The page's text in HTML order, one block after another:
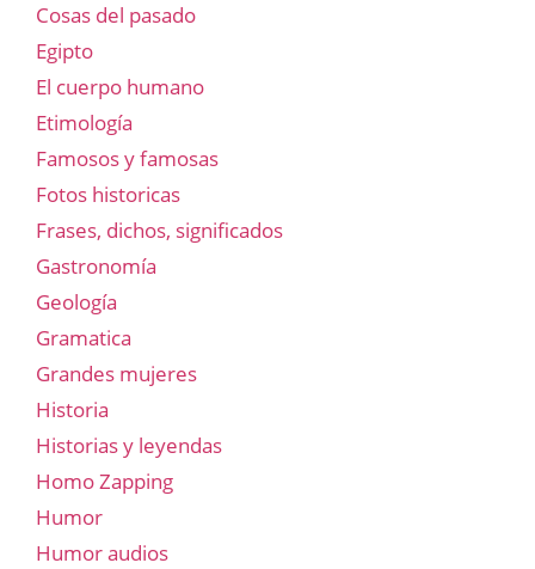
Cosas del pasado
Egipto
El cuerpo humano
Etimología
Famosos y famosas
Fotos historicas
Frases, dichos, significados
Gastronomía
Geología
Gramatica
Grandes mujeres
Historia
Historias y leyendas
Homo Zapping
Humor
Humor audios